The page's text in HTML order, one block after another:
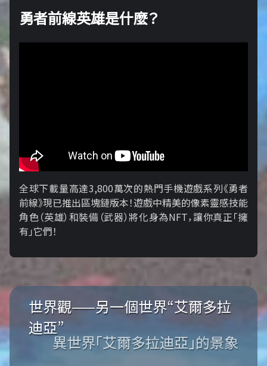
勇者前線英雄是什麼？
全球下載量高達3,800萬次的熱門手機遊戲系列《勇者
前線》現已推出區塊鏈版本！遊戲中精美的像素靈感技能
角色（英雄）和裝備（武器）將化身為NFT，讓你真正「擁​​
有」它們！
世界觀——另一個世界“艾爾多拉
迪亞”
異世界「艾爾多拉迪亞」的景象